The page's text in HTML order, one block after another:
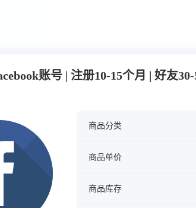
账号 | 注册10-15个月 | 好友
商品分类
商品单价
商品库存